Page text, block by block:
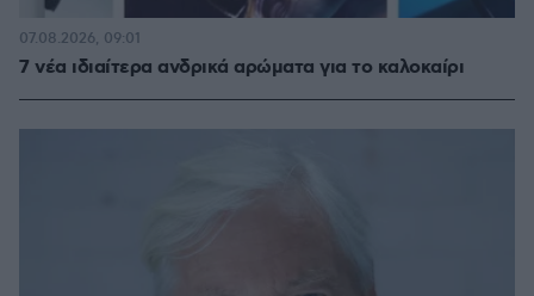
7 νέα ιδιαίτερα ανδρικά αρώματα για το καλοκαίρι
07.08.2026, 09:01